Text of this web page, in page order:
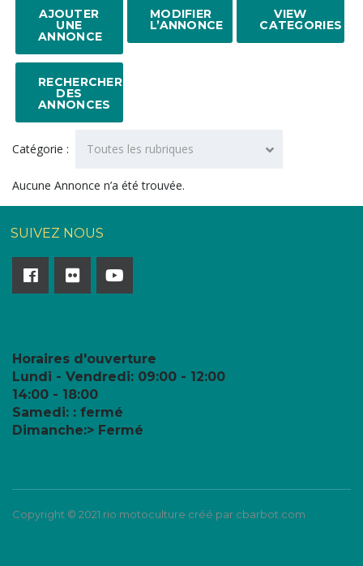
AJOUTER
UNE
ANNONCE
MODIFIER
L’ANNONCE
VIEW
CATEGORIES
RECHERCHER
DES
ANNONCES
Catégorie : Toutes les rubriques
Aucune Annonce n’a été trouvée.
SUIVEZ NOUS
Horaires d'ouverture
Lundi - Vendredi: 09:00 - 12:00
14:00 - 18:00
Samedi: : fermé
Dimanche:> Fermé
Copyright © 2021.rio motoculture créé par cbarbot.com